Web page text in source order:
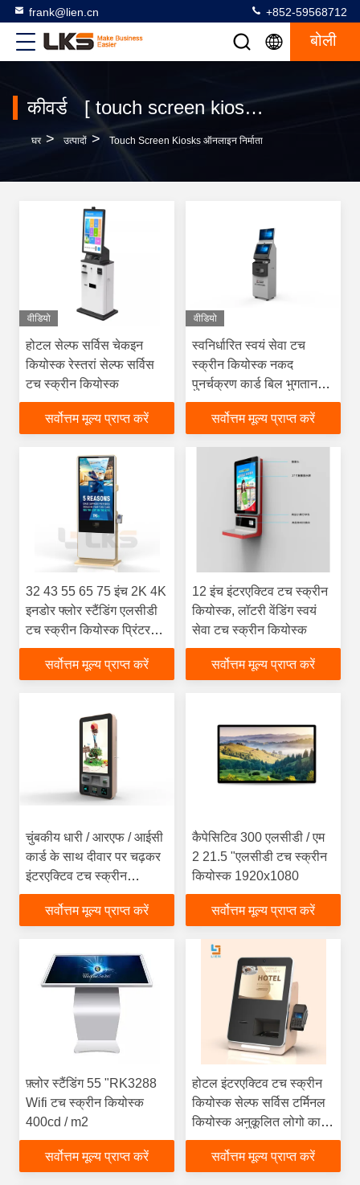
frank@lien.cn +852-59568712
बोली
कीवर्ड [ touch screen kiosks ] मिलान 120 उत्पादों
घर > उत्पादों > Touch Screen Kiosks ऑनलाइन निर्माता
वीडियो
होटल सेल्फ सर्विस चेकइन
कियोस्क रेस्तरां सेल्फ सर्विस
टच स्क्रीन कियोस्क
सर्वोत्तम मूल्य प्राप्त करें
वीडियो
स्वनिर्धारित स्वयं सेवा टच
स्क्रीन कियोस्क नकद
पुनर्चक्रण कार्ड बिल भुगतान
कियोस्क
सर्वोत्तम मूल्य प्राप्त करें
32 43 55 65 75 इंच 2K 4K
इनडोर फ्लोर स्टैंडिंग एलसीडी
टच स्क्रीन कियोस्क प्रिंटर
और पीओएस के साथ डिजिटल
साइनेजसर्वोत्तम मूल्य प्राप्त करें
12 इंच इंटरएक्टिव टच स्क्रीन
कियोस्क, लॉटरी वेंडिंग स्वयं
सेवा टच स्क्रीन कियोस्क
सर्वोत्तम मूल्य प्राप्त करें
चुंबकीय धारी / आरएफ / आईसी
कार्ड के साथ दीवार पर चढ़कर
इंटरएक्टिव टच स्क्रीन
कियोस्क
सर्वोत्तम मूल्य प्राप्त करें
कैपेसिटिव 300 एलसीडी / एम
2 21.5 "एलसीडी टच स्क्रीन
कियोस्क 1920x1080
सर्वोत्तम मूल्य प्राप्त करें
फ़्लोर स्टैंडिंग 55 "RK3288
Wifi टच स्क्रीन कियोस्क
400cd / m2
सर्वोत्तम मूल्य प्राप्त करें
होटल इंटरएक्टिव टच स्क्रीन
कियोस्क सेल्फ सर्विस टर्मिनल
कियोस्क अनुकूलित लोगो का
उपयोग करना
सर्वोत्तम मूल्य प्राप्त करें